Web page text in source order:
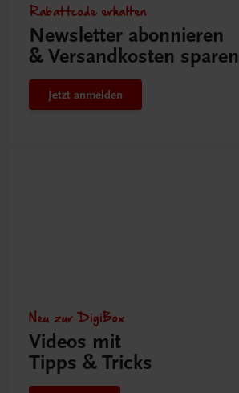
Rabattcode erhalten
Newsletter abonnieren
& Versandkosten sparen
Jetzt anmelden
Neu zur DigiBox
Videos mit
Tipps & Tricks